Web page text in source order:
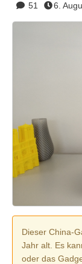
51 6.
Dieser China-
Jahr alt. Es
oder das